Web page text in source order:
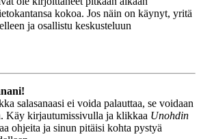
kokoa. Jos näin on käynyt, yritä
ja osallistu keskusteluun
salasanaasi ei voida palauttaa, se voidaan
Käy kirjautumissivulla ja klikkaa Unohdin
ohjeita ja sinun pitäisi kohta pystyä